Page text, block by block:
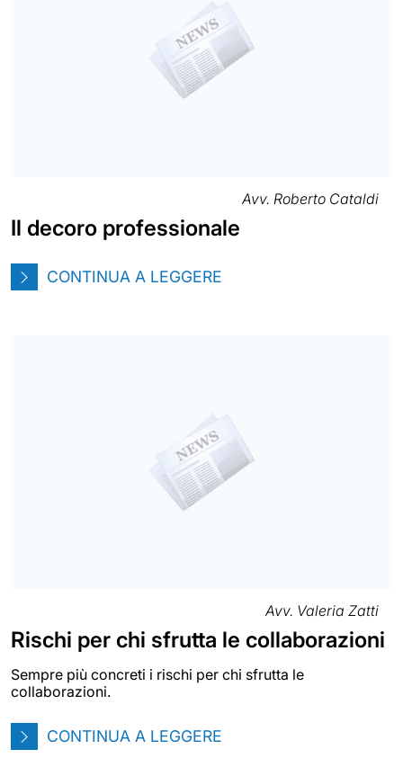
Avv. Roberto Cataldi
Il decoro professionale
CONTINUA A LEGGERE
Avv. Valeria Zatti
Rischi per chi sfrutta le collaborazioni
Sempre più concreti i rischi per chi sfrutta le
collaborazioni.
CONTINUA A LEGGERE